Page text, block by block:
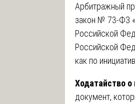
Арбитражный
закон № 73-ФЗ
Российской
Российской
как по
Ходатайство о
документ,